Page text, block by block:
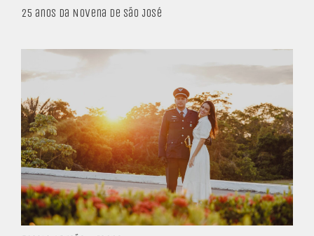
25 anos da Novena de São José